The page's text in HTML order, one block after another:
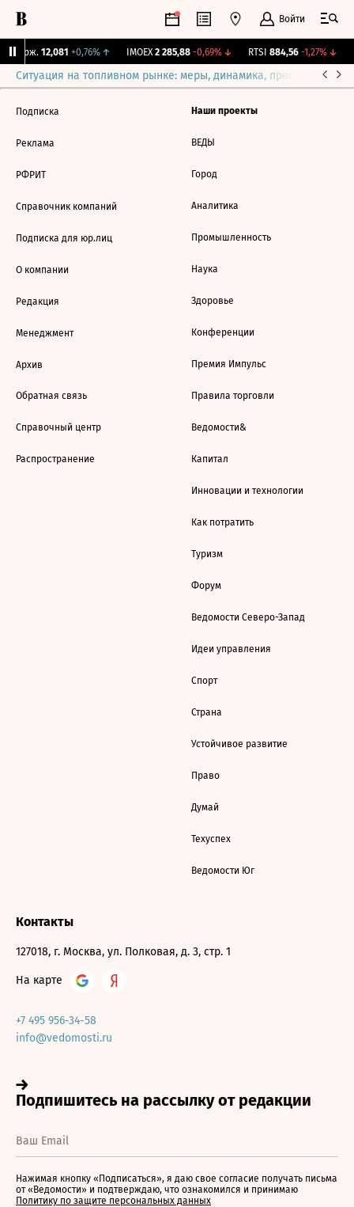
Войти
Бирж. 12,081 +0,76%↑ IMOEX 2 285,88 -0,69%↓ RTSI 884,56 -1,27%↓
Ситуация на топливном рынке: меры, динамика, прогнозы
Подписка
Реклама
РФРИТ
Справочник компаний
Подписка для юр.лиц
О компании
Редакция
Менеджмент
Архив
Обратная связь
Справочный центр
Распространение
Наши проекты
ВЕДЫ
Город
Аналитика
Промышленность
Наука
Здоровье
Конференции
Премия Импульс
Правила торговли
Ведомости&
Капитал
Инновации и технологии
Как потратить
Туризм
Форум
Ведомости Северо-Запад
Идеи управления
Спорт
Страна
Устойчивое развитие
Право
Думай
Техуспех
Ведомости Юг
Контакты
127018, г. Москва, ул. Полковая, д. 3, стр. 1
На карте
+7 495 956-34-58
info@vedomosti.ru
Нажимая кнопку «Подписаться», я даю свое согласие получать письма
от «Ведомости» и подтверждаю, что ознакомился и принимаю
Политику по защите персональных данных